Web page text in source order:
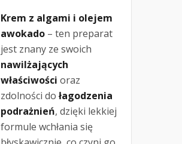
Krem z algami i olejem
awokado – ten preparat
jest znany ze swoich
nawilżających
właściwości oraz
zdolności do łagodzenia
podrażnień, dzięki lekkiej
formule wchłania się